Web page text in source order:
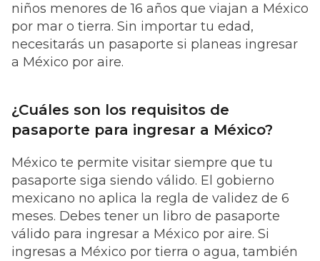
niños menores de 16 años que viajan a México
por mar o tierra. Sin importar tu edad,
necesitarás un pasaporte si planeas ingresar
a México por aire.
¿Cuáles son los requisitos de
pasaporte para ingresar a México?
México te permite visitar siempre que tu
pasaporte siga siendo válido. El gobierno
mexicano no aplica la regla de validez de 6
meses. Debes tener un libro de pasaporte
válido para ingresar a México por aire. Si
ingresas a México por tierra o agua, también